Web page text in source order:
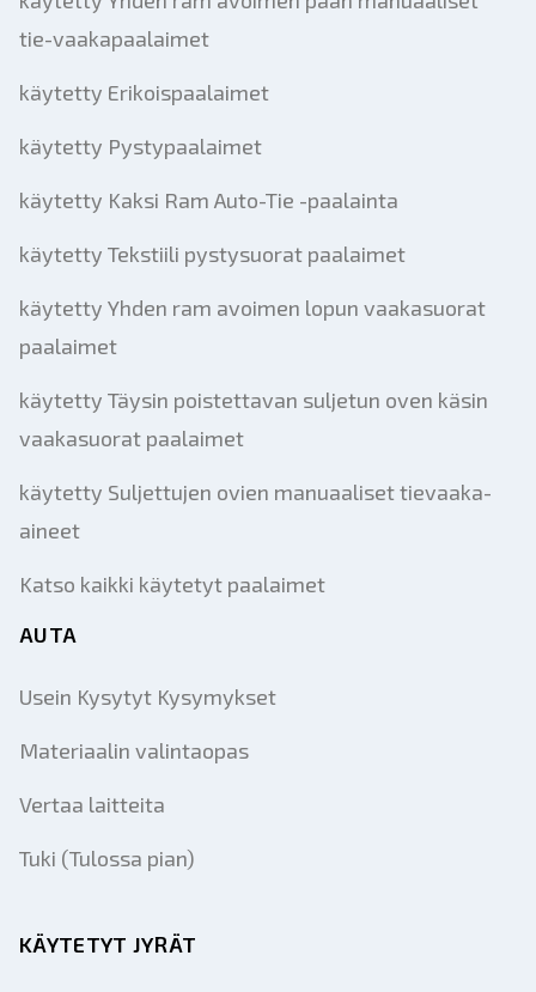
tie-vaakapaalaimet
käytetty Erikoispaalaimet
käytetty Pystypaalaimet
käytetty Kaksi Ram Auto-Tie -paalainta
käytetty Tekstiili pystysuorat paalaimet
käytetty Yhden ram avoimen lopun vaakasuorat
paalaimet
käytetty Täysin poistettavan suljetun oven käsin
vaakasuorat paalaimet
käytetty Suljettujen ovien manuaaliset tievaaka-
aineet
Katso kaikki käytetyt paalaimet
AUTA
Usein Kysytyt Kysymykset
Materiaalin valintaopas
Vertaa laitteita
Tuki (Tulossa pian)
KÄYTETYT JYRÄT